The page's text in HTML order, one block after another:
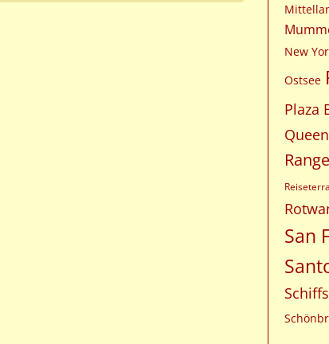
New
Ostsee
Plaza
San